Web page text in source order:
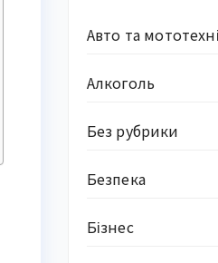
Авто та
Алкоголь
Без рубрики
Безпека
Бізнес